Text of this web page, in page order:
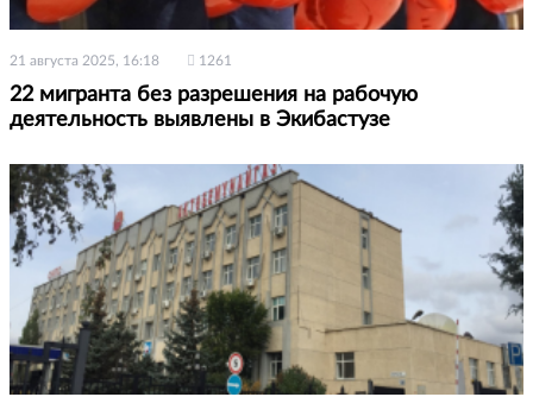
21 августа 2025, 16:18 1261
22 мигранта без разрешения на рабочую
деятельность выявлены в Экибастузе